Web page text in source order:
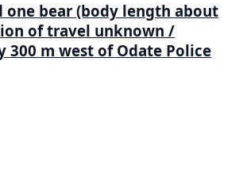
one bear (body length about
of travel unknown /
300 m west of Odate Police